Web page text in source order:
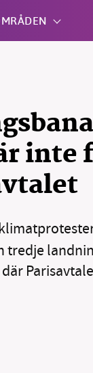
inte
tredje